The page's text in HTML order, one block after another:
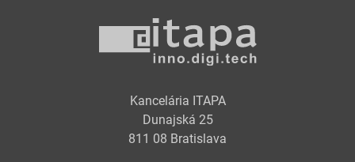
Kancelária ITAPA
Dunajská 25
811 08 Bratislava